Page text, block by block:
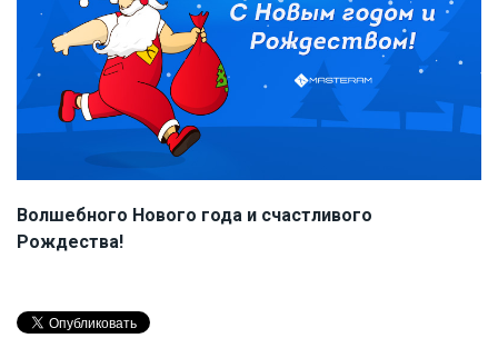
Волшебного Нового года и счастливого
Рождества!